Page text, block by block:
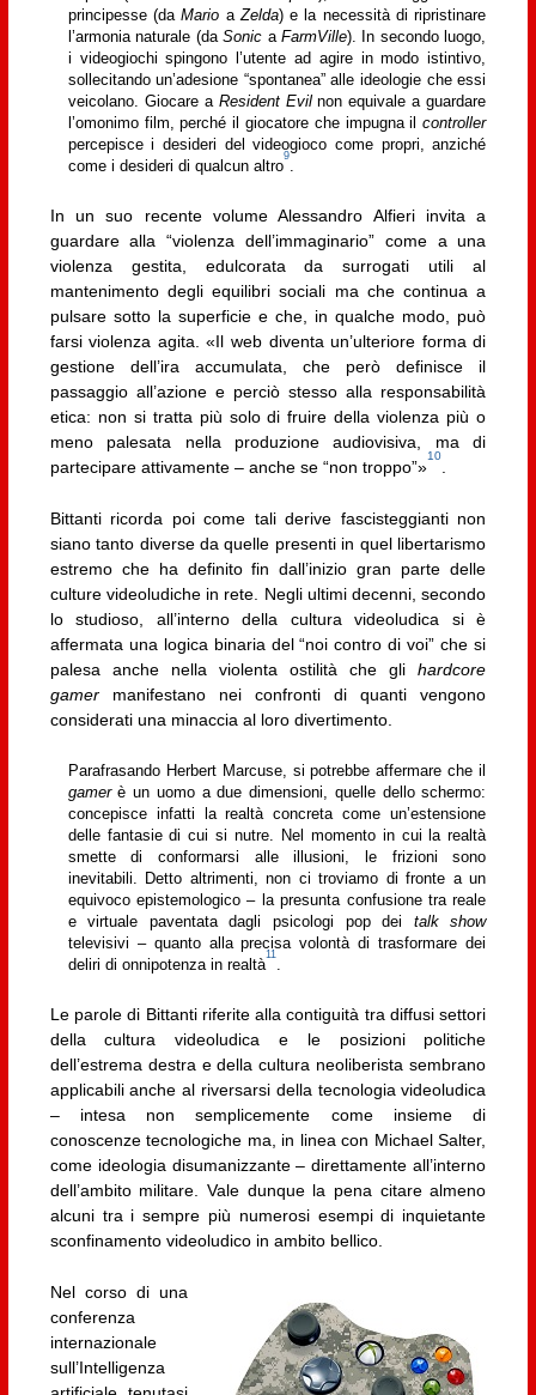
principesse (daMario a Zelda) e la necessità di ripristinare
l’armonia naturale (daSonic a FarmVille). In secondo luogo,
i videogiochi spingono l’utente ad agire in modo istintivo,
sollecitando un’adesione “spontanea” alle ideologie che essi
veicolano. Giocare a Resident Evilnon equivale a guardare
l’omonimo film, perché il giocatore che impugna ilcontroller
percepisce i desideri del videogioco come propri, anziché
come i desideri di qualcun altro
9
In un suo recente volume Alessandro Alfieri invita a
guardare alla “violenza dell’immaginario” come a una
violenza gestita, edulcorata da surrogati utili al
mantenimento degli equilibri sociali ma che continua a
pulsare sotto la superficie e che, in qualche modo, può
farsi violenza agita. «Il web diventa un’ulteriore forma di
gestione dell’ira accumulata, che però definisce il
passaggio all’azione e perciò stesso alla responsabilità
etica: non si tratta più solo di fruire della violenza più o
meno palesata nella produzione audiovisiva, ma di
partecipare attivamente – anche se “non troppo”»
10
Bittanti ricorda poi come tali derive fascisteggianti non
siano tanto diverse da quelle presenti in quel libertarismo
estremo che ha definito fin dall’inizio gran parte delle
culture videoludiche in rete. Negli ultimi decenni, secondo
lo studioso, all’interno della cultura videoludica si è
affermata una logica binaria del “noi contro di voi” che si
palesa anche nella violenta ostilità che glihardcore
gamermanifestano nei confronti di quanti vengono
considerati una minaccia al loro divertimento.
Parafrasando Herbert Marcuse, si potrebbe affermare che il
gamerè un uomo a due dimensioni, quelle dello schermo:
concepisce infatti la realtà concreta come un’estensione
delle fantasie di cui si nutre. Nel momento in cui la realtà
smette di conformarsi alle illusioni, le frizioni sono
inevitabili. Detto altrimenti, non ci troviamo di fronte a un
equivoco epistemologico – la presunta confusione tra reale
e virtuale paventata dagli psicologi pop dei talk show
televisivi – quanto alla precisa volontà di trasformare dei
deliri di onnipotenza in realtà
11
Le parole di Bittanti riferite alla contiguità tra diffusi settori
della cultura videoludica e le posizioni politiche
dell’estrema destra e della cultura neoliberista sembrano
applicabili anche al riversarsi della tecnologia videoludica
– intesa non semplicemente come insieme di
conoscenze tecnologiche ma, in linea con Michael Salter,
come ideologia disumanizzante – direttamente all’interno
dell’ambito militare. Vale dunque la pena citare almeno
alcuni tra i sempre più numerosi esempi di inquietante
sconfinamento videoludico in ambito bellico.
Nel corso di una
conferenza
internazionale
sull’Intelligenza